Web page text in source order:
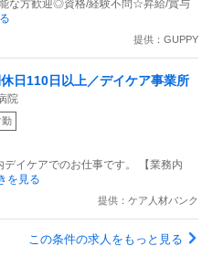
な方歓迎◎資格/経験不問☆昇給/賞与
提供：GUPPY
日110日以上／デイケア事業所
院
勤
イケアでのお仕事です。 【業務内
を見る
提供：ケア人材バンク
この条件の求人をもっと見る